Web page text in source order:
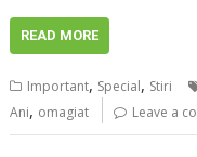
READ MORE
Important, Special, Stiri
Ani, omagiat Leave a